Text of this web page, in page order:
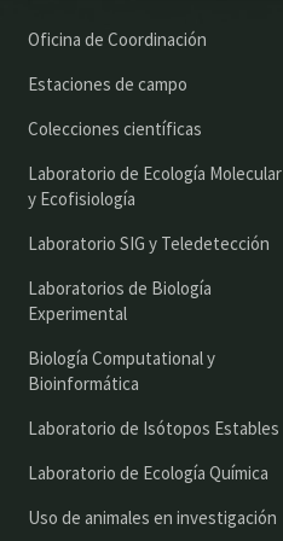
Oficina de Coordinación
Estaciones de campo
Colecciones científicas
Laboratorio de Ecología Molecular
y Ecofisiología
Laboratorio SIG y Teledetección
Laboratorios de Biología
Experimental
Biología Computational y
Bioinformática
Laboratorio de Isótopos Estables
Laboratorio de Ecología Química
Uso de animales en investigación